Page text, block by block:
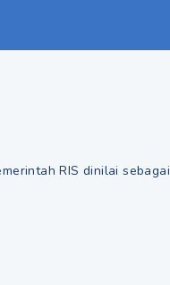
RIS dinilai sebagai